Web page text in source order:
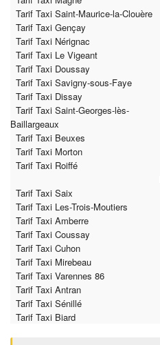
Tarif Taxi Saint-Maurice-la-Clouère
Tarif Taxi Gençay
Tarif Taxi Nérignac
Tarif Taxi Le Vigeant
Tarif Taxi Doussay
Tarif Taxi Savigny-sous-Faye
Tarif Taxi Dissay
Tarif Taxi Saint-Georges-lès-
Baillargeaux
Tarif Taxi Beuxes
Tarif Taxi Morton
Tarif Taxi Roiffé
Tarif Taxi Saix
Tarif Taxi Les-Trois-Moutiers
Tarif Taxi Amberre
Tarif Taxi Coussay
Tarif Taxi Cuhon
Tarif Taxi Mirebeau
Tarif Taxi Varennes 86
Tarif Taxi Antran
Tarif Taxi Sénillé
Tarif Taxi Biard